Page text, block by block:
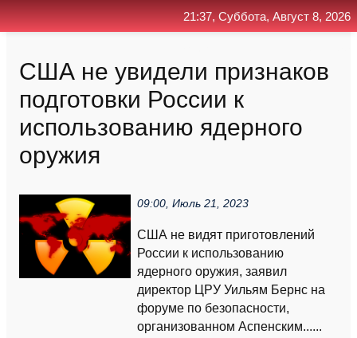
США не увидели признаков
подготовки России к
использованию ядерного
оружия
09:00, Июль 21, 2023
США не видят приготовлений
России к использованию
ядерного оружия, заявил
директор ЦРУ Уильям Бернс на
форуме по безопасности,
организованном Аспенским......
21:37, Суббота, Август 8, 2026